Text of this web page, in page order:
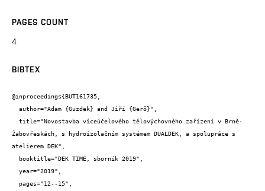
PAGES COUNT
4
BIBTEX
@inproceedings{BUT161735,
Žabovřeskách, s hydroizolačním systémem DUALDEK, a spolupráce s
atelierem DEK",